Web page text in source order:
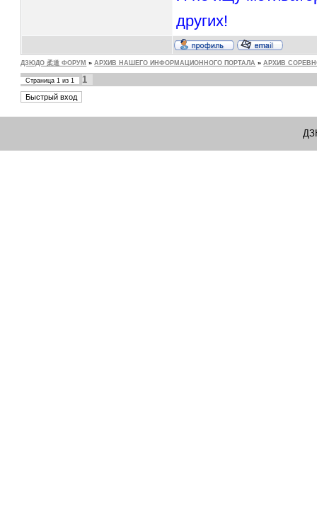
других!
ДЗЮДО 柔道 ФОРУМ » АРХИВ НАШЕГО ИНФОРМАЦИОННОГО ПОРТАЛА » АРХИВ
Страница1 из1 1